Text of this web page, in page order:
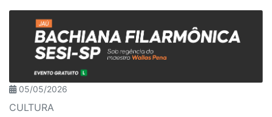
05/05/2026
CULTURA